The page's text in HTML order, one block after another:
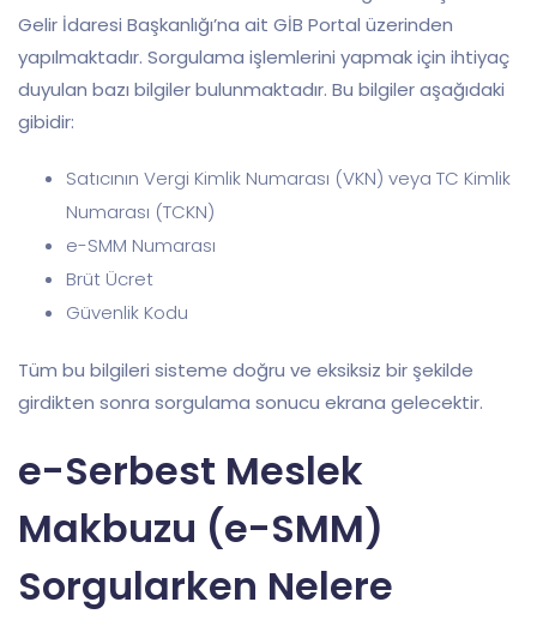
Gelir İdaresi Başkanlığı’na ait GİB Portal üzerinden
yapılmaktadır. Sorgulama işlemlerini yapmak için ihtiyaç
duyulan bazı bilgiler bulunmaktadır. Bu bilgiler aşağıdaki
gibidir:
Satıcının Vergi Kimlik Numarası (VKN) veya TC Kimlik
Numarası (TCKN)
e-SMM Numarası
Brüt Ücret
Güvenlik Kodu
Tüm bu bilgileri sisteme doğru ve eksiksiz bir şekilde
girdikten sonra sorgulama sonucu ekrana gelecektir.
e-Serbest Meslek
Makbuzu (e-SMM)
Sorgularken Nelere